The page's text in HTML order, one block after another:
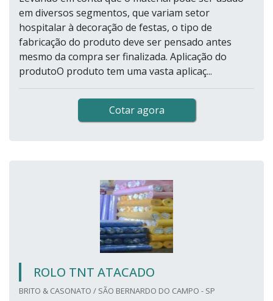
em diversos segmentos, que variam setor
hospitalar à decoração de festas, o tipo de
fabricação do produto deve ser pensado antes
mesmo da compra ser finalizada. Aplicação do
produtoO produto tem uma vasta aplicaç...
Cotar agora
ROLO TNT ATACADO
BRITO & CASONATO / SÃO BERNARDO DO CAMPO - SP